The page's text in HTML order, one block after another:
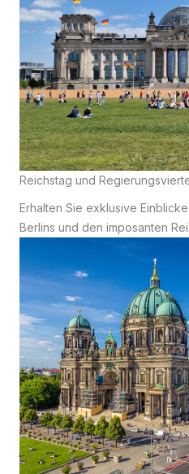
Reichstag und
Erhalten Sie exklusive
Berlins und den imposanten